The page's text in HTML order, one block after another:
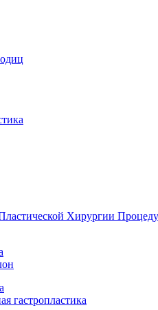
Хирургии
гастропластика